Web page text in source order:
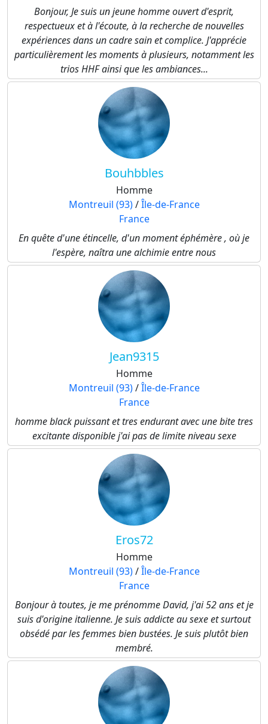
Bonjour, Je suis un jeune homme ouvert d'esprit,
respectueux et à l'écoute, à la recherche de nouvelles
expériences dans un cadre sain et complice. J'apprécie
particulièrement les moments à plusieurs, notamment les
trios HHF ainsi que les ambiances...
Bouhbbles
Homme
Montreuil (93)/Île-de-France
France
En quête d'une étincelle, d'un moment éphémère , où je
l'espère, naîtra une alchimie entre nous
Jean9315
Homme
Montreuil (93)/Île-de-France
France
homme black puissant et tres endurant avec une bite tres
excitante disponible j'ai pas de limite niveau sexe
Eros72
Homme
Montreuil (93)/Île-de-France
France
Bonjour à toutes, je me prénomme David, j'ai 52 ans et je
suis d'origine italienne. Je suis addicte au sexe et surtout
obsédé par les femmes bien bustées. Je suis plutôt bien
membré.